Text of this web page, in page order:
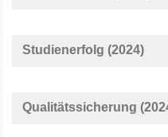
Studienerfolg (2024)
Qualitätssicherung